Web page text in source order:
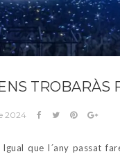
TROBARÀS
2024
que l´any passat